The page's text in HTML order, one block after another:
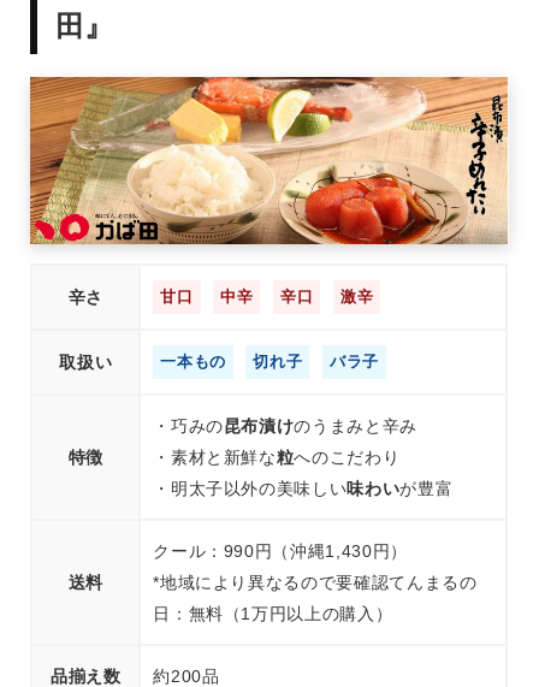
田』
辛さ 甘口 中辛 辛口 激辛
取扱い 一本もの 切れ子 バラ子
特徴
・巧みの昆布漬けのうまみと辛み
・素材と新鮮な粒へのこだわり
・明太子以外の美味しい味わいが豊富
送料
クール：990円（沖縄1,430円）
*地域により異なるので要確認てんまるの
日：無料（1万円以上の購入）
品揃え数 約200品